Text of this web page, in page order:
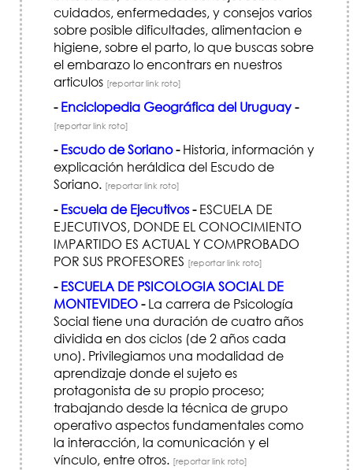
cuidados, enfermedades, y consejos varios
sobre posible dificultades, alimentacion e
higiene, sobre el parto, lo que buscas sobre
el embarazo lo encontrars en nuestros
articulos [reportar link roto]
- Enciclopedia Geográfica del Uruguay-
[reportar link roto]
- Escudo de Soriano-Historia, información y
explicación heráldica del Escudo de
Soriano. [reportar link roto]
- Escuela de Ejecutivos-ESCUELA DE
EJECUTIVOS, DONDE EL CONOCIMIENTO
IMPARTIDO ES ACTUAL Y COMPROBADO
POR SUS PROFESORES [reportar link roto]
- ESCUELA DE PSICOLOGIA SOCIAL DE
MONTEVIDEO-La carrera de Psicología
Social tiene una duración de cuatro años
dividida en dos ciclos (de 2 años cada
uno). Privilegiamos una modalidad de
aprendizaje donde el sujeto es
protagonista de su propio proceso;
trabajando desde la técnica de grupo
operativo aspectos fundamentales como
la interacción, la comunicación y el
vínculo, entre otros. [reportar link roto]